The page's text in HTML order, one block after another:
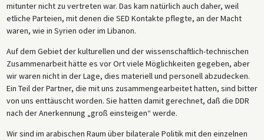
mitunter nicht zu vertreten war. Das kam natürlich auch daher, weil
etliche Parteien, mit denen die SED Kontakte pflegte, an der Macht
waren, wie in Syrien oder im Libanon.
Auf dem Gebiet der kulturellen und der wissenschaftlich-technischen
Zusammenarbeit hätte es vor Ort viele Möglichkeiten gegeben, aber
wir waren nicht in der Lage, dies materiell und personell abzudecken.
Ein Teil der Partner, die mit uns zusammengearbeitet hatten, sind bitter
von uns enttäuscht worden. Sie hatten damit gerechnet, daß die DDR
nach der Anerkennung „groß einsteigen“ werde.
Wir sind im arabischen Raum über bilaterale Politik mit den einzelnen